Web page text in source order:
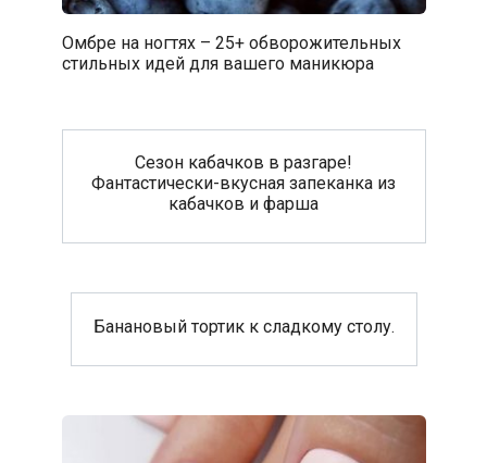
Омбре на ногтях – 25+ обворожительных
стильных идей для вашего маникюра
Сезон кабачков в разгаре!
Фантастически-вкусная запеканка из
кабачков и фарша
Банановый тортик к сладкому столу.